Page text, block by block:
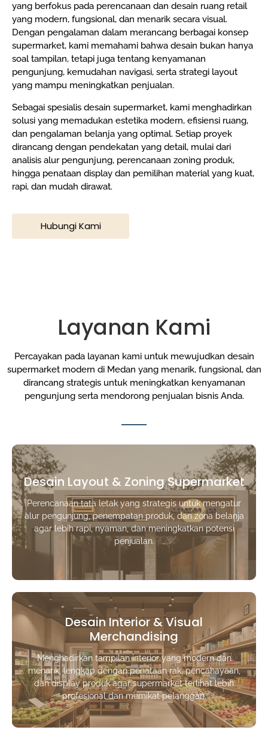
yang berfokus pada perencanaan dan desain ruang retail
yang modern, fungsional, dan menarik secara visual.
Dengan pengalaman dalam merancang berbagai konsep
supermarket, kami memahami bahwa desain bukan hanya
soal tampilan, tetapi juga tentang kenyamanan
pengunjung, kemudahan navigasi, serta strategi layout
yang mampu meningkatkan penjualan.
Sebagai spesialis desain supermarket, kami menghadirkan
solusi yang memadukan estetika modern, efisiensi ruang,
dan pengalaman belanja yang optimal. Setiap proyek
dirancang dengan pendekatan yang detail, mulai dari
analisis alur pengunjung, perencanaan zoning produk,
hingga penataan display dan pemilihan material yang kuat,
rapi, dan mudah dirawat.
Hubungi Kami
Layanan Kami
Percayakan pada layanan kami untuk mewujudkan desain
supermarket modern di Medan yang menarik, fungsional, dan
dirancang strategis untuk meningkatkan kenyamanan
pengunjung serta mendorong penjualan bisnis Anda.
Desain Layout & Zoning Supermarket
Perencanaan tata letak yang strategis untuk mengatur
alur pengunjung, penempatan produk, dan zona belanja
agar lebih rapi, nyaman, dan meningkatkan potensi
penjualan.
Desain Interior & Visual
Merchandising
Menghadirkan tampilan interior yang modern dan
menarik, lengkap dengan penataan rak, pencahayaan,
dan display produk agar supermarket terlihat lebih
profesional dan memikat pelanggan.